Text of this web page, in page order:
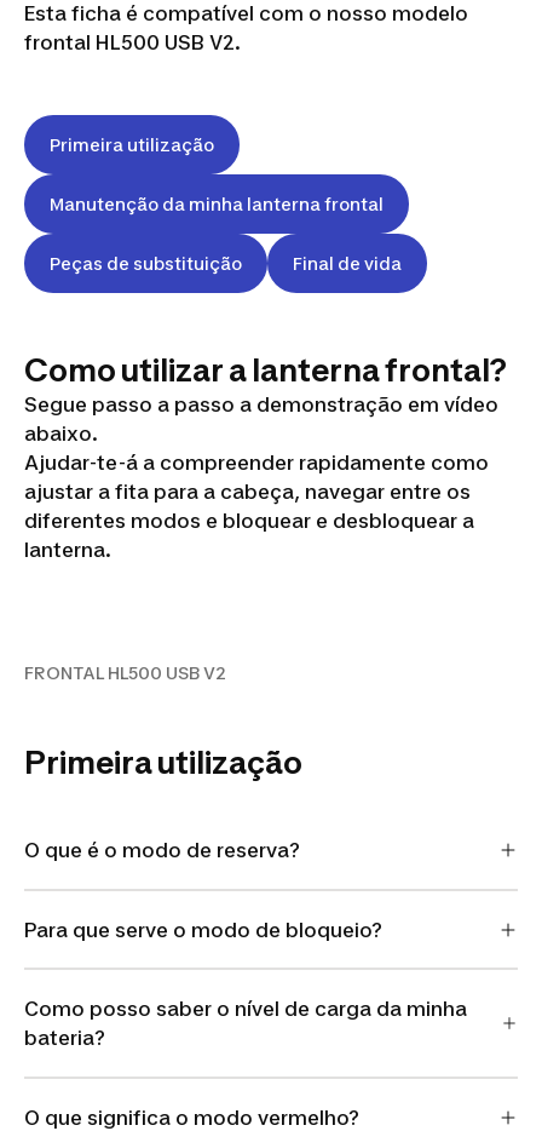
Esta ficha é compatível com o nosso modelo
frontal HL500 USB V2.
Primeira utilização
Manutenção da minha lanterna frontal
Peças de substituição Final de vida
Como utilizar a lanterna frontal?
Segue passo a passo a demonstração em vídeo
abaixo.
Ajudar-te-á a compreender rapidamente como
ajustar a fita para a cabeça, navegar entre os
diferentes modos e bloquear e desbloquear a
lanterna.
FRONTAL HL500 USB V2
Primeira utilização
O que é o modo de reserva?
Para que serve o modo de bloqueio?
Como posso saber o nível de carga da minha
bateria?
O que significa o modo vermelho?